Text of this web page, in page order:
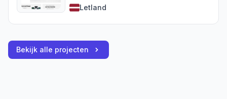
Letland
Bekijk alle projecten